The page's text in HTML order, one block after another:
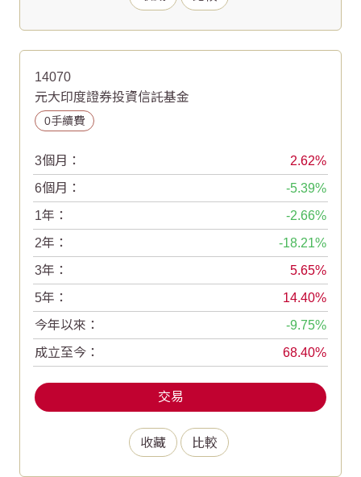
收藏 比較
14070
元大印度證券投資信託基金
0手續費
3個月：
2.62
6個月：
-5.39
1年：
-2.66
2年：
-18.21
3年：
5.65
5年：
14.40
今年以來：
-9.75
成立至今：
68.40
交易